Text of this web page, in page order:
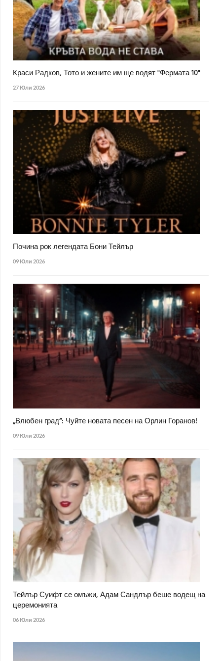
Краси Радков, Тото и жените им ще водят "Фермата 10"
27 Юли 2026
Почина рок легендата Бони Тейлър
09 Юли 2026
„Влюбен град“: Чуйте новата песен на Орлин Горанов!
09 Юли 2026
Тейлър Суифт се омъжи, Адам Сандлър беше водещ на
церемонията
06 Юли 2026